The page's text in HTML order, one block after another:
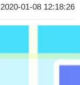
2020-01-08 12:18:26